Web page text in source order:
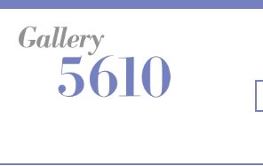
Exhibition
About 5610
Archives
Map
online store
Staff Blog